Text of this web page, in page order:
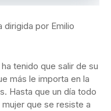
dirigida por Emilio
tenido que salir de su
más le importa en la
Hasta que un día todo
que se resiste a